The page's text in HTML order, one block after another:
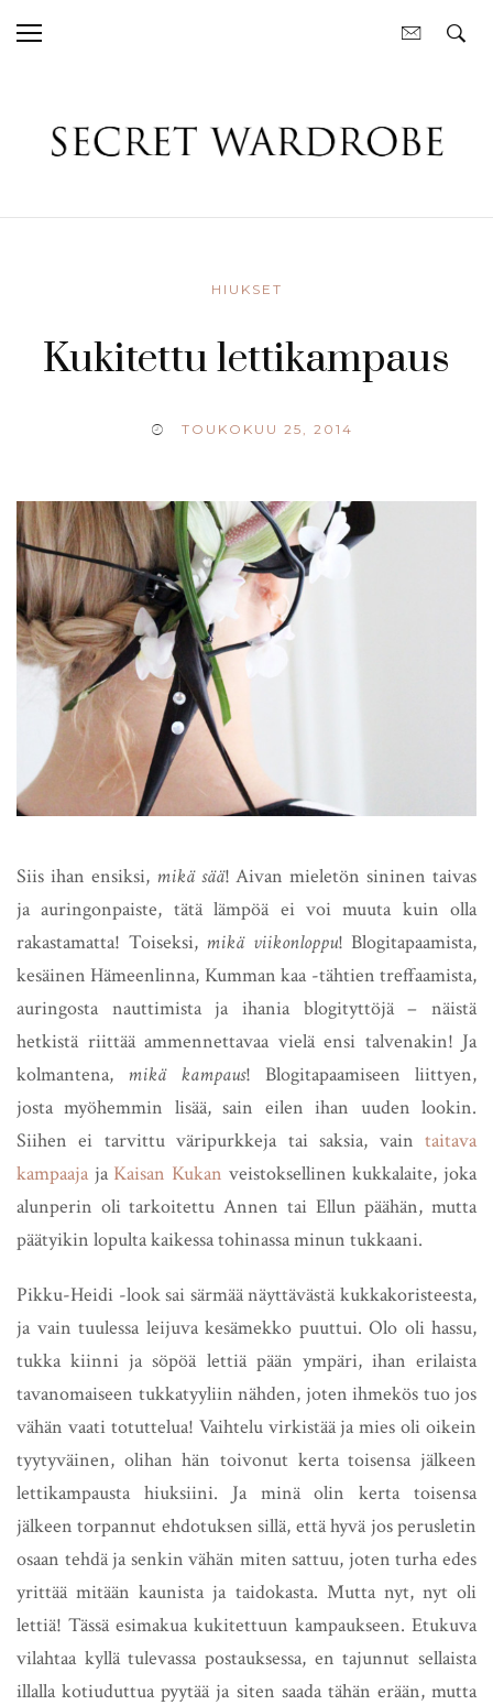
HIUKSET
Kukitettu lettikampaus
TOUKOKUU 25, 2014
Siis ihan ensiksi, mikä sää! Aivan mieletön sininen taivas
ja auringonpaiste, tätä lämpöä ei voi muuta kuin olla
rakastamatta! Toiseksi, mikä viikonloppu! Blogitapaamista,
kesäinen Hämeenlinna, Kumman kaa -tähtien treffaamista,
auringosta nauttimista ja ihania blogityttöjä – näistä
hetkistä riittää ammennettavaa vielä ensi talvenakin! Ja
kolmantena, mikä kampaus! Blogitapaamiseen liittyen,
josta myöhemmin lisää, sain eilen ihan uuden lookin.
Siihen ei tarvittu väripurkkeja tai saksia, vain taitava
kampaaja ja Kaisan Kukan veistoksellinen kukkalaite, joka
alunperin oli tarkoitettu Annen tai Ellun päähän, mutta
päätyikin lopulta kaikessa tohinassa minun tukkaani.
Pikku-Heidi -look sai särmää näyttävästä kukkakoristeesta,
ja vain tuulessa leijuva kesämekko puuttui. Olo oli hassu,
tukka kiinni ja söpöä lettiä pään ympäri, ihan erilaista
tavanomaiseen tukkatyyliin nähden, joten ihmekös tuo jos
vähän vaati totuttelua! Vaihtelu virkistää ja mies oli oikein
tyytyväinen, olihan hän toivonut kerta toisensa jälkeen
lettikampausta hiuksiini. Ja minä olin kerta toisensa
jälkeen torpannut ehdotuksen sillä, että hyvä jos perusletin
osaan tehdä ja senkin vähän miten sattuu, joten turha edes
yrittää mitään kaunista ja taidokasta. Mutta nyt, nyt oli
lettiä! Tässä esimakua kukitettuun kampaukseen. Etukuva
vilahtaa kyllä tulevassa postauksessa, en tajunnut sellaista
illalla kotiuduttua pyytää ja siten saada tähän erään, mutta